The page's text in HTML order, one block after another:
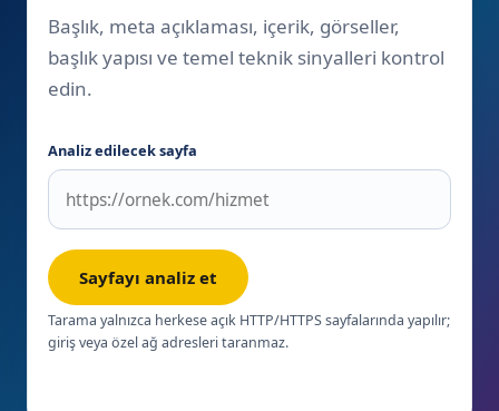
Başlık, meta açıklaması, içerik, görseller,
başlık yapısı ve temel teknik sinyalleri kontrol
edin.
Analiz edilecek sayfa
Sayfayı analiz et
Tarama yalnızca herkese açık HTTP/HTTPS sayfalarında yapılır;
giriş veya özel ağ adresleri taranmaz.